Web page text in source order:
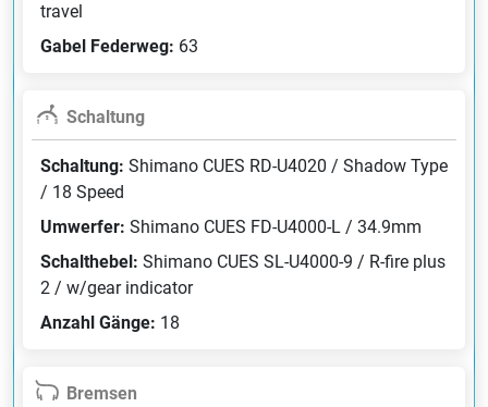
travel
Gabel Federweg: 63
Schaltung
Schaltung: Shimano CUES RD-U4020 / Shadow Type
/ 18 Speed
Umwerfer: Shimano CUES FD-U4000-L / 34.9mm
Schalthebel: Shimano CUES SL-U4000-9 / R-fire plus
2 / w/gear indicator
Anzahl Gänge: 18
Bremsen